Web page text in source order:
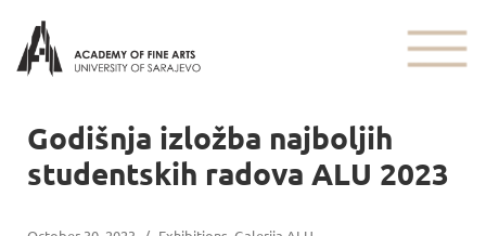
Godišnja izložba najboljih
studentskih radova ALU 2023